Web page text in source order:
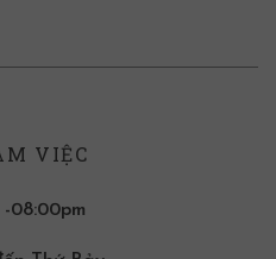
VIỆC
08:00pm